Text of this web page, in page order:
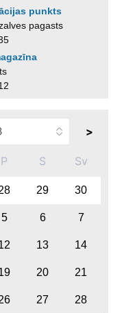
punkts
pagasts
>
P S Sv
29 30
5 6 7
13 14
20 21
27 28